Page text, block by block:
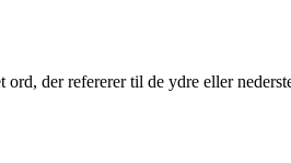
der refererer til de ydre eller